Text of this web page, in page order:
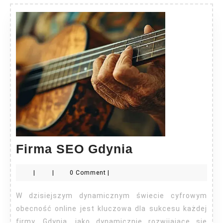
Firma SEO Gdynia
| | 0 Comment |
W dzisiejszym dynamicznym świecie cyfrowym
obecność online jest kluczowa dla sukcesu każdej
firmy. Gdynia, jako dynamicznie rozwijające się